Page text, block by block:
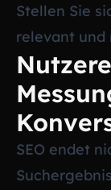
Stellen Sie
relevant
SEO endet